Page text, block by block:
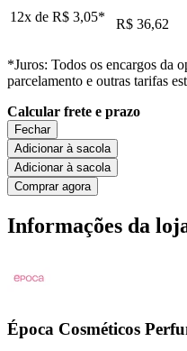
12x de R$ 3,05* R$ 36,62
*Juros: Todos os encargos da
parcelamento e outras tarifas
Calcular frete e prazo
Fechar
Adicionar à sacola
Adicionar à sacola
Comprar agora
Informações da
Época Cosméticos